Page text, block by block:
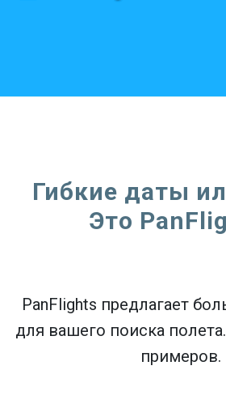
Гибкие даты
Это
PanFlights предлагает
для вашего поиска
примеров.